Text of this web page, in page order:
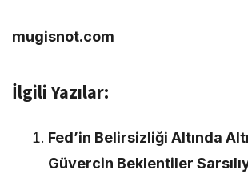
mugisnot.com
İlgili Yazılar:
Fed’in Belirsizliği Altında
Güvercin Beklentiler